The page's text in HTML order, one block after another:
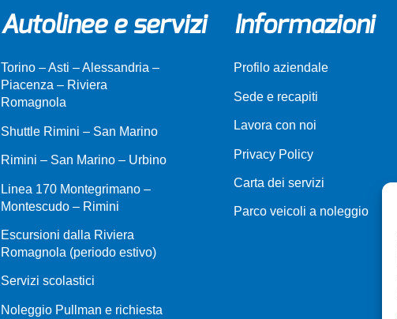
Autolinee e servizi
Torino – Asti – Alessandria –
Piacenza – Riviera
Romagnola
Shuttle Rimini – San Marino
Rimini – San Marino – Urbino
Linea 170 Montegrimano –
Montescudo – Rimini
Escursioni dalla Riviera
Romagnola (periodo estivo)
Servizi scolastici
Noleggio Pullman e richiesta
Informazioni
Profilo aziendale
Sede e recapiti
Lavora con noi
Privacy Policy
Carta dei servizi
Parco veicoli a noleggio